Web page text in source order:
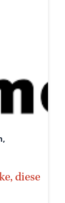
diese